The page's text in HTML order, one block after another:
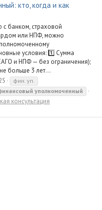
кто, когда и как
с банком, страховой
или НПФ, можно
условия: 1️⃣ Сумма
и НПФ — без ограничения);
больше 3 лет...
фин. уп.
уполномоченный
консультация